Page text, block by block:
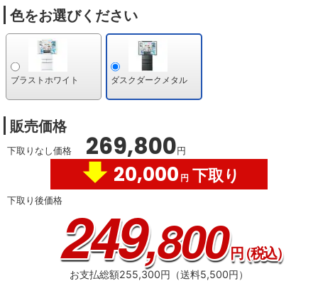
「快速冷凍」と「通常冷凍」のビタミンC溶出量の比較【結果】「快速冷凍」
0.65mg/100g「通常冷凍」1.25mg/100g。
較。ドア開閉ありで1ヶ月保存。食品の種類や状態などにより効果は異なりま
※6 実機での実証結果ではありません。【試験方法】1000Lボックス内に
プラズマクラスターイオンを放出後、浮遊菌を採取し生菌数を測定（プラズマ
クラスターイオン濃度：ダクト内200,000個/cm3）【試験対象】1種の浮遊菌
【対象場所】冷蔵室内【結果】約73分で除去率99%以上。食中毒などの予防を
保証するものではありません。
※7 実機での実証結果ではありません。【試験
イオン放出6日後の生菌数を測定（プラズマクラスターイオン濃度：50,000
個/cm³）【対象場所】冷蔵室内【結果】6日間で除去率99%以上。食中毒などの
予防を保証するものではありません。
※8 つないでもっと節電ON（自動製氷
一時停止モード時）と通常運転（自動製氷運転時）の比較。電力消費を抑えた
運転をするために食品保存に影響を及ぼさない範囲で庫内温度を約2～3℃高め
に設定する。設定温度「中」、新鮮冷凍「切」、周囲温度35℃、ドア開閉なし
での1日当たりの消費電力量から算出。通常運転：1.549kWh→つないでもっと
節電ON：0.981kWh
色をお選びください
ブラストホワイト ダスクダークメタル
販売価格
下取りなし価格 269,800円
20,000 円 下取り
下取り後価格249,800円（税込）
お支払総額255,300円（送料5,500円）